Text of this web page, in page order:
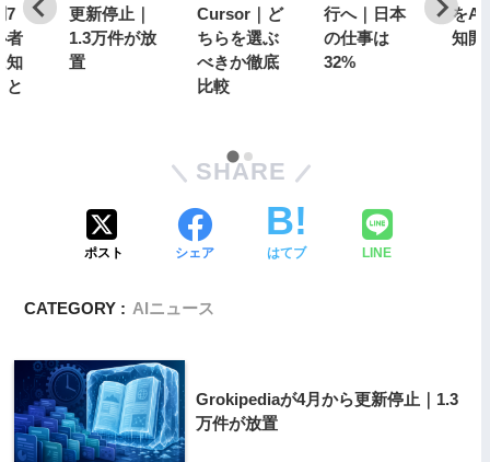
7
者
知
と
更新停止｜
1.3万件が放
置
Cursor｜ど
ちらを選ぶ
べきか徹底
比較
行へ｜日本
の仕事は
32%
をAI
知開
SHARE
ポスト シェア はてブ LINE
CATEGORY : AIニュース
Grokipediaが4月から更新停止｜1.3
万件が放置